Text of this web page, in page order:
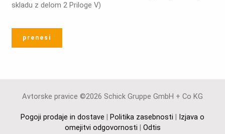
skladu z delom 2 Priloge V)
prenesi
Avtorske pravice ©2026 Schick Gruppe GmbH + Co KG
Pogoji prodaje in dostave | Politika zasebnosti | Izjava o
omejitvi odgovornosti | Odtis